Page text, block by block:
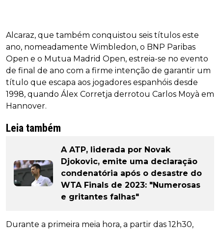
Alcaraz, que também conquistou seis títulos este
ano, nomeadamente Wimbledon, o BNP Paribas
Open e o Mutua Madrid Open, estreia-se no evento
de final de ano com a firme intenção de garantir um
título que escapa aos jogadores espanhóis desde
1998, quando Álex Corretja derrotou Carlos Moyà em
Hannover.
Leia também
A ATP, liderada por Novak
Djokovic, emite uma declaração
condenatória após o desastre do
WTA Finals de 2023: "Numerosas
e gritantes falhas"
Durante a primeira meia hora, a partir das 12h30,